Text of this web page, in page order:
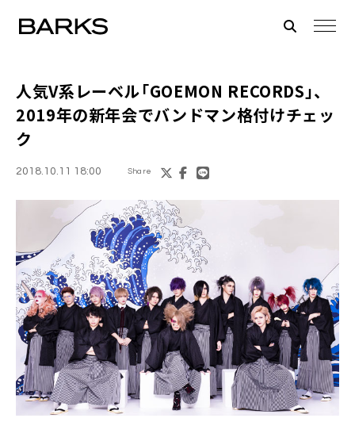
人気V系レーベル「GOEMON RECORDS」、
2019年の新年会でバンドマン格付けチェッ
ク
2018.10.11 18:00 Share